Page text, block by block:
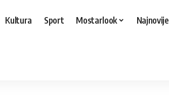
Kultura Sport Mostarlook Najnovije